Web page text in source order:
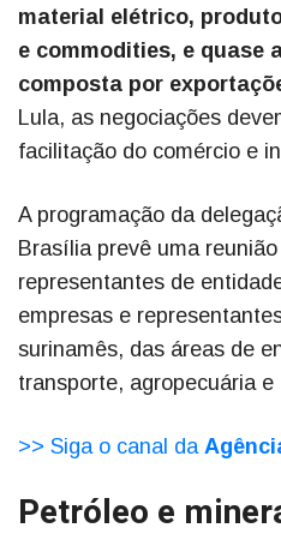
material elétrico,
e commodities, e quase
composta por
Lula, as negociações
facilitação do comércio e
A programação da
Brasília prevê uma
representantes de
empresas e
surinamês, das áreas de
transporte, agropecuária e
>> Siga o canal da
Petróleo e